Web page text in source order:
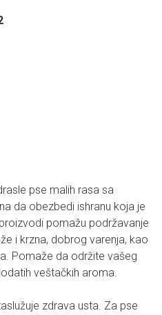
pse malih rasa sa
da obezbedi ishranu koja je
pomažu podržavanje
i krzna, dobrog varenja, kao
Pomaže da održite vašeg
veštačkih aroma.
zdrava usta. Za pse